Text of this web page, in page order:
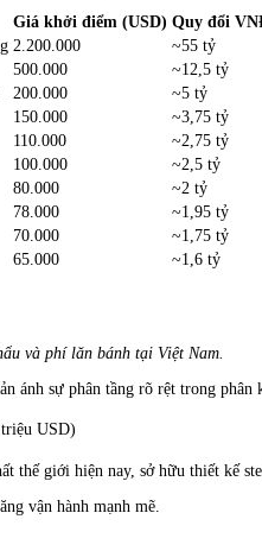
Giá khởi điểm (USD) Quy đổi
2.200.000
~55 tỷ
500.000
~12,5 tỷ
200.000
~5 tỷ
150.000
~3,75 tỷ
110.000
~2,75 tỷ
100.000
~2,5 tỷ
80.000
~2 tỷ
78.000
~1,95 tỷ
70.000
~1,75 tỷ
65.000 ~1,6 tỷ
và phí lăn bánh tại Việt Nam.
ánh sự phân tầng rõ rệt trong phân
USD)
thế giới hiện nay, sở hữu thiết kế
vận hành mạnh mẽ.